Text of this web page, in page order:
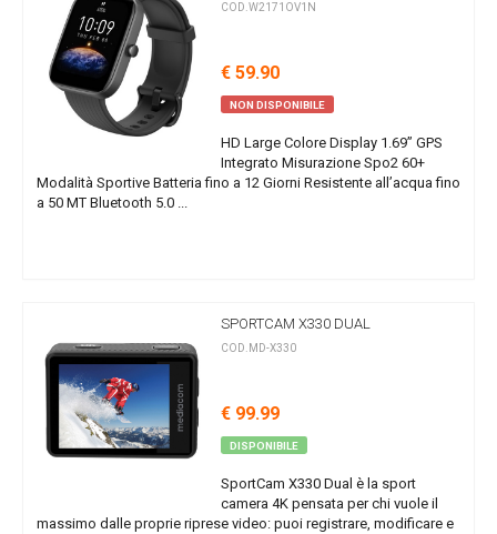
COD.W2171OV1N
€ 59.90
NON DISPONIBILE
HD Large Colore Display 1.69” GPS
Integrato Misurazione Spo2 60+
Modalità Sportive Batteria fino a 12 Giorni Resistente all’acqua fino
a 50 MT Bluetooth 5.0 ...
SPORTCAM X330 DUAL
COD.MD-X330
€ 99.99
DISPONIBILE
SportCam X330 Dual è la sport
camera 4K pensata per chi vuole il
massimo dalle proprie riprese video: puoi registrare, modificare e